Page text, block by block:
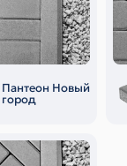
Пантеон Новый
город